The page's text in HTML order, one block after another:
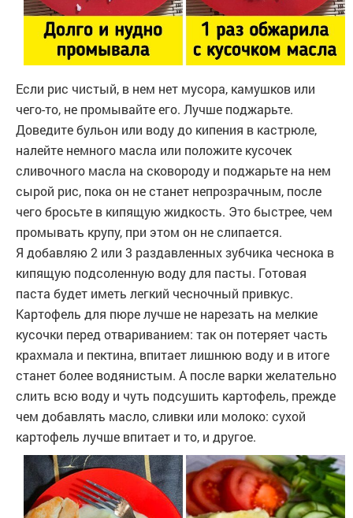
Если рис чистый, в нем нет мусора, камушков или
чего-то, не промывайте его. Лучше поджарьте.
Доведите бульон или воду до кипения в кастрюле,
налейте немного масла или положите кусочек
сливочного масла на сковороду и поджарьте на нем
сырой рис, пока он не станет непрозрачным, после
чего бросьте в кипящую жидкость. Это быстрее, чем
промывать крупу, при этом он не слипается.
Я добавляю 2 или 3 раздавленных зубчика чеснока в
кипящую подсоленную воду для пасты. Готовая
паста будет иметь легкий чесночный привкус.
Картофель для пюре лучше не нарезать на мелкие
кусочки перед отвариванием: так он потеряет часть
крахмала и пектина, впитает лишнюю воду и в итоге
станет более водянистым. А после варки желательно
слить всю воду и чуть подсушить картофель, прежде
чем добавлять масло, сливки или молоко: сухой
картофель лучше впитает и то, и другое.